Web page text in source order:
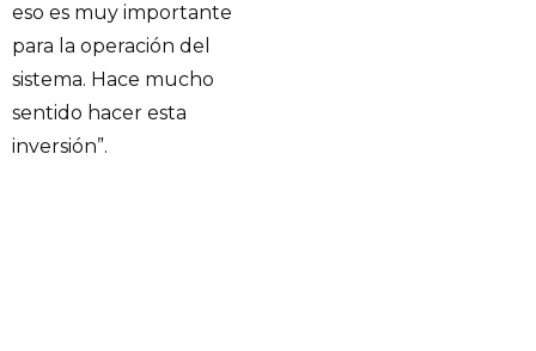
eso es muy importante
para la operación del
sistema. Hace mucho
sentido hacer esta
inversión”.